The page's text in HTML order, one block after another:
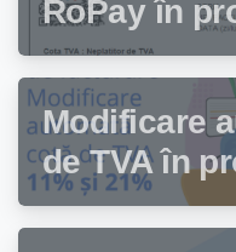
RoPay în
facturare
Modificare
de TVA în
facturare